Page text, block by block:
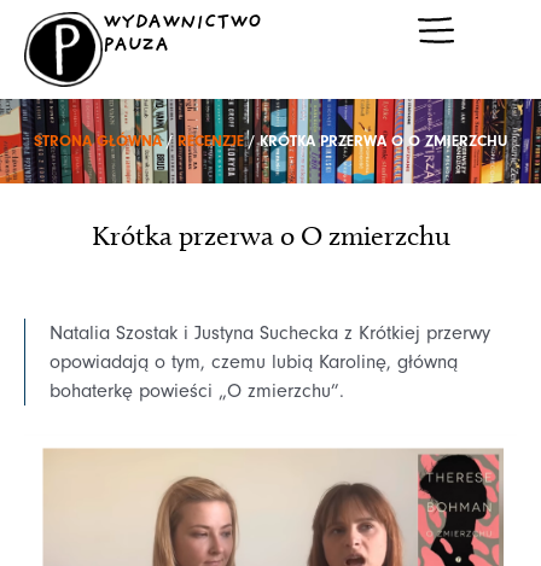
Przejdź
treści
WYDAWNICTWO
PAUZA
STRONA GŁÓWNA/ RECENZJE/ KRÓTKA PRZERWA O O ZMIERZCHU
Krótka przerwa o O zmierzchu
Natalia Szostak i Justyna Suchecka z Krótkiej przerwy
opowiadają o tym, czemu lubią Karolinę, główną
bohaterkę powieści „O zmierzchu”.